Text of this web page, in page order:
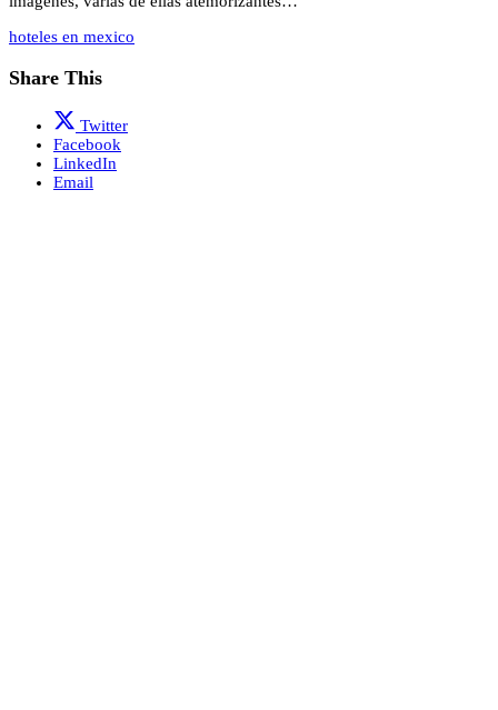
hoteles en mexico
Share This
Twitter
Facebook
LinkedIn
Email